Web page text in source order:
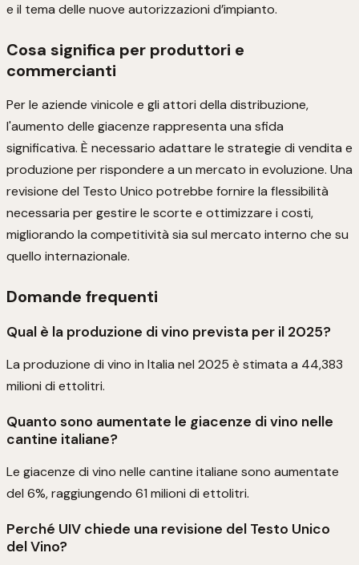
e il tema delle nuove autorizzazioni d’impianto.
Cosa significa per produttori e
commercianti
Per le aziende vinicole e gli attori della distribuzione,
l'aumento delle giacenze rappresenta una sfida
significativa. È necessario adattare le strategie di vendita e
produzione per rispondere a un mercato in evoluzione. Una
revisione del Testo Unico potrebbe fornire la flessibilità
necessaria per gestire le scorte e ottimizzare i costi,
migliorando la competitività sia sul mercato interno che su
quello internazionale.
Domande frequenti
Qual è la produzione di vino prevista per il 2025?
La produzione di vino in Italia nel 2025 è stimata a 44,383
milioni di ettolitri.
Quanto sono aumentate le giacenze di vino nelle
cantine italiane?
Le giacenze di vino nelle cantine italiane sono aumentate
del 6%, raggiungendo 61 milioni di ettolitri.
Perché UIV chiede una revisione del Testo Unico
del Vino?